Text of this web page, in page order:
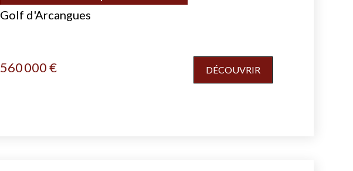
Golf d'Arcangues
560 000 € DÉCOUVRIR